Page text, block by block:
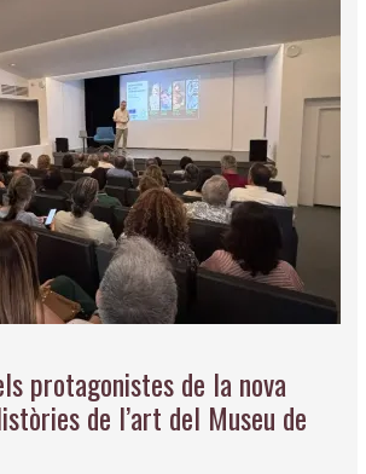
protagonistes de la nova
de l’art del Museu de